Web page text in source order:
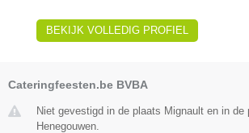
BEKIJK VOLLEDIG PROFIEL
Cateringfeesten.be BVBA
Niet gevestigd in de plaats Mignault en in de
Henegouwen.